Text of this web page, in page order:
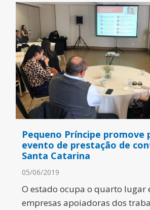
Pequeno Príncipe promove
evento de prestação de
Santa Catarina
05/06/2019
O estado ocupa o quarto lugar
empresas apoiadoras dos